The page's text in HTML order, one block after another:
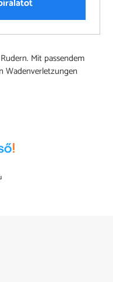
Mit passendem
Wadenverletzungen